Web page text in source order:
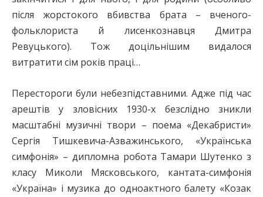
після жорстокого вбивства брата – вченого-
фольклориста й лисенкознавця Дмитра
Ревуцького). Тож доцільнішим видалося
витратити сім років праці…
Перестороги були небезпідставними. Адже під час
арештів у зловісних 1930-х безслідно зникли
масштабні музичні твори – поема «Декабристи»
Сергія Тишкевича-Азважинського, «Українська
симфонія» – дипломна робота Тамари Шутенко з
класу Миколи Мясковського, кантата-симфонія
«Україна» і музика до одноактного балету «Козак